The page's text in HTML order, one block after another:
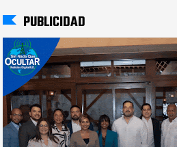
PUBLICIDAD